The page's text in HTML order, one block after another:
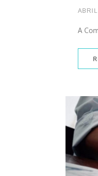
A